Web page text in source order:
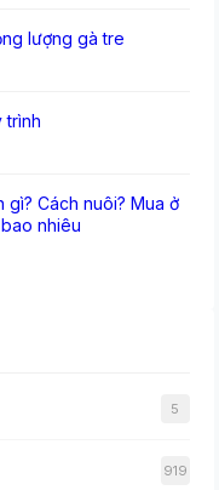
lượng gà tre
trình
gì? Cách nuôi? Mua ở
nhiêu
5
919